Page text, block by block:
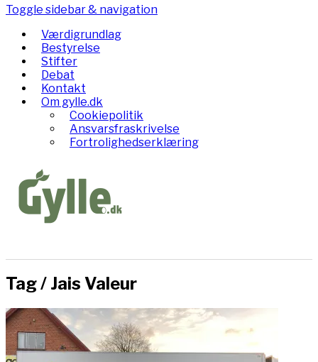
Toggle sidebar & navigation
Værdigrundlag
Bestyrelse
Stifter
Debat
Kontakt
Om gylle.dk
Cookiepolitik
Ansvarsfraskrivelse
Fortrolighedserklæring
Tag / Jais Valeur